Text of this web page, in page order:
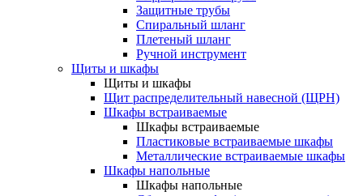
Защитные трубы
Спиральный шланг
Плетеный шланг
Ручной инструмент
Щиты и шкафы
Щиты и шкафы
Щит распределительный навесной (ЩРН)
Шкафы встраиваемые
Шкафы встраиваемые
Пластиковые встраиваемые шкафы
Металлические встраиваемые шкафы
Шкафы напольные
Шкафы напольные